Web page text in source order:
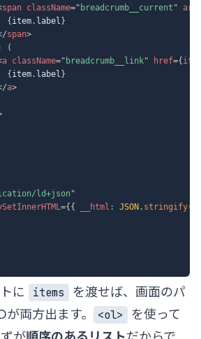
span className=" breadcrumb__current "
{ item. label }
span>
:
(
a className=" breadcrumb__link" href={
{ item. label }
a>
ld+json"
={ { __html : JSON . stringify(
に items
を渡せば、画面のパ
両方出ます。
<ol>
を使って